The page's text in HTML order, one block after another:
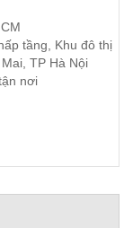
tầng, Khu đô thị
TP Hà Nội
nơi